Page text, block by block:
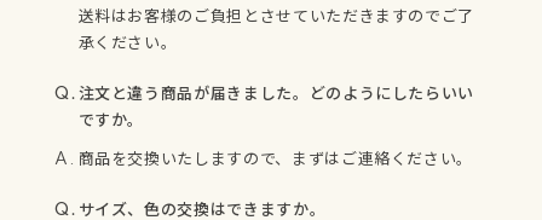
送料はお客様のご負担とさせていただきますのでご了
承ください。
注文と違う商品が届きました。どのようにしたらいい
ですか。
商品を交換いたしますので、まずはご連絡ください。
サイズ、色の交換はできますか。